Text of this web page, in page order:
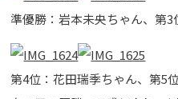
準優勝：岩本未央ちゃん、第
第4位：花田瑞季ちゃん、第5